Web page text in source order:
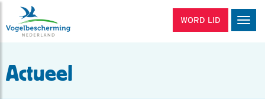
WORD LID
Actueel